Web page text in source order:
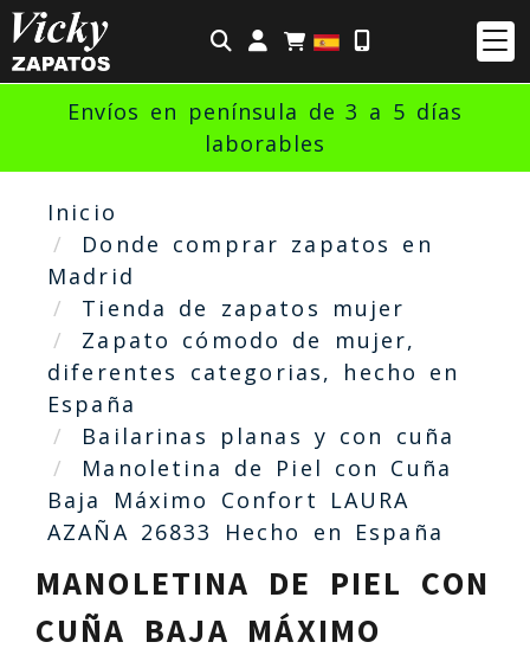
Identifícate
Envíos en península de 3 a 5 días
laborables
Inicio
Donde comprar zapatos en
Madrid
Tienda de zapatos mujer
Zapato cómodo de mujer,
diferentes categorias, hecho en
España
Bailarinas planas y con cuña
Manoletina de Piel con Cuña
Baja Máximo Confort LAURA
AZAÑA 26833 Hecho en España
MANOLETINA DE PIEL CON
CUÑA BAJA MÁXIMO